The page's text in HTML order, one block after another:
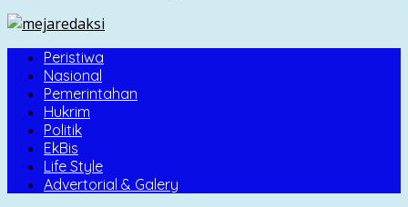
Peristiwa
Nasional
Pemerintahan
Hukrim
Politik
EkBis
Life Style
Advertorial & Galery